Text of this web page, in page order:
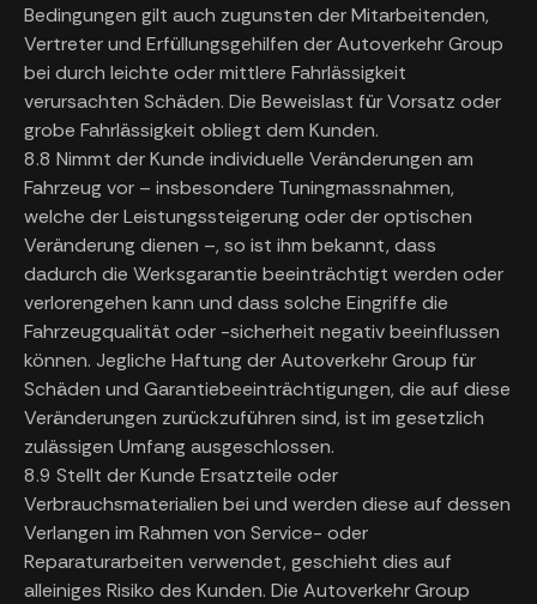
Bedingungen gilt auch zugunsten der Mitarbeitenden,
Vertreter und Erfüllungsgehilfen der Autoverkehr Group
bei durch leichte oder mittlere Fahrlässigkeit
verursachten Schäden. Die Beweislast für Vorsatz oder
grobe Fahrlässigkeit obliegt dem Kunden.
8.8 Nimmt der Kunde individuelle Veränderungen am
Fahrzeug vor – insbesondere Tuningmassnahmen,
welche der Leistungssteigerung oder der optischen
Veränderung dienen –, so ist ihm bekannt, dass
dadurch die Werksgarantie beeinträchtigt werden oder
verlorengehen kann und dass solche Eingriffe die
Fahrzeugqualität oder -sicherheit negativ beeinflussen
können. Jegliche Haftung der Autoverkehr Group für
Schäden und Garantiebeeinträchtigungen, die auf diese
Veränderungen zurückzuführen sind, ist im gesetzlich
zulässigen Umfang ausgeschlossen.
8.9 Stellt der Kunde Ersatzteile oder
Verbrauchsmaterialien bei und werden diese auf dessen
Verlangen im Rahmen von Service- oder
Reparaturarbeiten verwendet, geschieht dies auf
alleiniges Risiko des Kunden. Die Autoverkehr Group